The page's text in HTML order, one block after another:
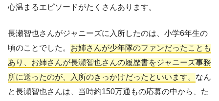
心温まるエピソードがたくさんあります。
長瀬智也さんがジャニーズに入所したのは、小学6年生の
頃のことでした。 お姉さんが少年隊のファンだったことも
あり、お姉さんが長瀬智也さんの履歴書をジャニーズ事務
所に送ったのが、入所のきっかけだったといいます。 なん
と長瀬智也さんは、当時約150万通もの応募の中から、た